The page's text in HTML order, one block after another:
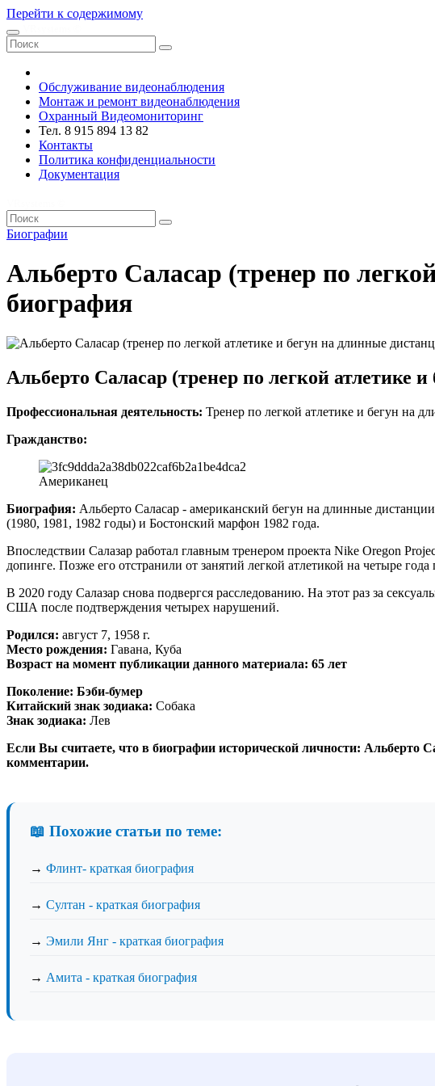
Перейти к содержимому
Обслуживание видеонаблюдения
Монтаж и ремонт видеонаблюдения
Охранный Видеомониторинг
Тел. 8 915 894 13 82
Контакты
Политика конфиденциальности
Документация
Биографии
Альберто Саласар (тренер по
биография
Альберто Саласар (тренер по легкой атлетике
Профессиональная деятельность: Тренер по легкой атлетике и бегун на
Гражданство:
Американец
Биография: Альберто Саласар - американский бегун на длинные
(1980, 1981, 1982 годы) и Бостонский марфон 1982 года.
Впоследствии Салазар работал главным тренером проекта Nike Oregon
допинге. Позже его отстранили от занятий легкой атлетикой на четыре
В 2020 году Салазар снова подвергся расследованию. На этот раз за
США после подтверждения четырех нарушений.
Родился: август 7, 1958 г.
Место рождения: Гавана, Куба
Возраст на момент публикации данного материала: 65 лет
Поколение: Бэби-бумер
Китайский знак зодиака: Собака
Знак зодиака: Лев
Если Вы считаете, что в биографии исторической личности: Альберто
комментарии.
📖 Похожие статьи по теме:
→ Флинт- краткая биография
→ Султан - краткая биография
→ Эмили Янг - краткая биография
→ Амита - краткая биография